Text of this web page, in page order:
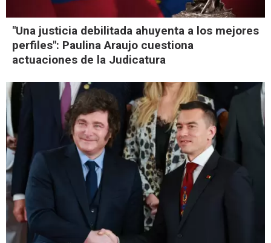
"Una justicia debilitada ahuyenta a los mejores
perfiles": Paulina Araujo cuestiona
actuaciones de la Judicatura